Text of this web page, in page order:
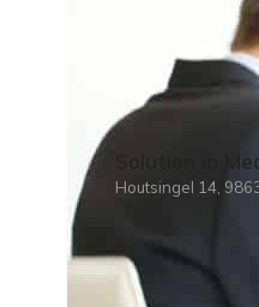
Solution in
Houtsingel 14,